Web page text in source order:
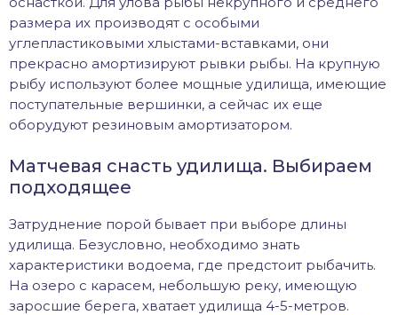
размера их производят с особыми
углепластиковыми хлыстами-вставками, они
прекрасно амортизируют рывки рыбы. На крупную
рыбу используют более мощные удилища, имеющие
поступательные вершинки, а сейчас их еще
оборудуют резиновым амортизатором.
Матчевая снасть удилища. Выбираем
подходящее
Затруднение порой бывает при выборе длины
удилища. Безусловно, необходимо знать
характеристики водоема, где предстоит рыбачить.
На озеро с карасем, небольшую реку, имеющую
заросшие берега, хватает удилища 4-5-метров.